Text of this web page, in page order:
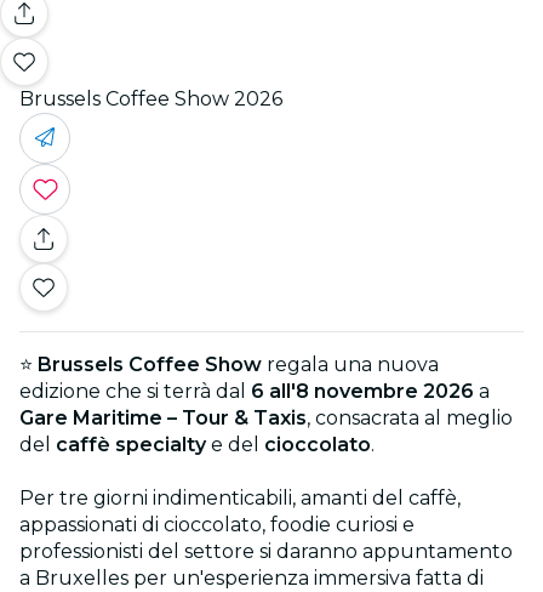
Brussels Coffee Show 2026
⭐ Brussels Coffee Show regala una nuova
edizione che si terrà dal 6 all'8 novembre 2026 a
Gare Maritime – Tour & Taxis, consacrata al meglio
del caffè specialtye del cioccolato.
Per tre giorni indimenticabili, amanti del caffè,
appassionati di cioccolato, foodie curiosi e
professionisti del settore si daranno appuntamento
a Bruxelles per un'esperienza immersiva fatta di